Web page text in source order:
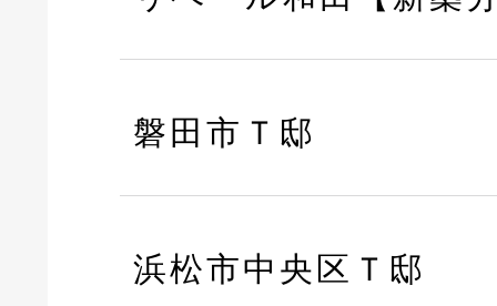
磐田市Ｔ邸
浜松市中央区Ｔ邸